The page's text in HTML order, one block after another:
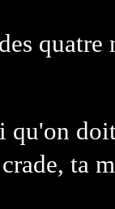
quatre
qu'on
ta